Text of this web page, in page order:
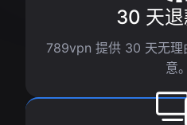
30 天
789vpn 提供 30 天无理
意。